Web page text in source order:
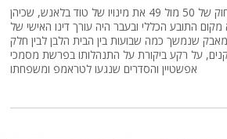
הסנאט אישר ברוב דחוק של 50 מול 49 את מינויו של טוד בלאנש, שכיהן
התובע הכללי ובעבר היה עורך דינו האישי של
שנמשך כמה שבועות בין הבית הלבן לבין חלק
על רקע ביקורת על התנהלותו בפרשת מסמכי
אפשטיין והסדרים שנגעו לטראמפ ומשפחתו